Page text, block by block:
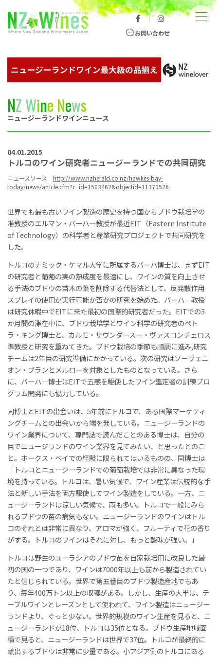
ニュージーランドワイン総合サイト
｜
お問い合わせ
メニュー
NZWine News
ニュージーランドワインニュース
04.01.2015
トルコのワイン研究者ニュージーランドでの共同研究
ニュースソース http://www.nzherald.co.nz/hawkes-bay-
today/news/article.cfm?c_id=1503462&objectid=11370526
世界でも最も古いワイン製造の歴史を持つ国からブドウ栽培学の
准教授のエルマン・バーハ―教授が最近EIT（Eastern Institute
of Technology）の科学者と産業研究プロジェクトで共同研究を
した。
トルコのナミック・ケマル大学に所属するバーハ博士は、まずEIT
の研究者と葡萄の実の熟成度を最適にし、ワインの質を向上させ
る手法のブドウの苗木の葉を削除する代替法として、反発散作用
スプレイの使用が実行可能か否かの研究を始めた。バーハ―教授
は研究休暇中でEITに来た最初の国際的研究者だった。EITでの3
か月間の滞在中に、ブドウ栽培学とワイン科学の研究者のぺト
ラ・キング博士と、カルモ・サウンダースー・ヴァスコンチェロス
準教授と研究を重ねてきた。ブドウ栽培の季節も順調に進み,研究
チームは2年目の研究準備にかかっている。次の研究はソーヴェニ
オン・ブランとメルローを対象としたものとなっている。さら
に、バーハ―博士はEITで五感を駆使したワイン鑑定者の訓練プロ
グラム開発にも協力している。
同博士とEITの出会いは、5年前にトルコで、ある国際マーケティ
ングチームとの出会いから端を発している。ニュージーランドの
ワイン業界について、専門誌で読んだことのある博士は、自分の
目でニュージランドのワイン業界を見てみたい、と思ったとのこ
と。ホークス・ベイでの経験に限られてはいるものの、同博士は
「トルコとニュージーランドでの葡萄栽培では非常に異なった環
境を持っている。トルコは、暑い気候で、ワイン産業は伝統的な手
法と新しい手法を両方駆使してワイン製造をしている。一方、ニ
ュージーランドは涼しい気候で、雨も多い。トルコで一般にみら
れるブドウの苗の病気もない。ニュージーランドのワインはトル
コのそれとは非常に異なり、アロマが強く、フルーティで花の香り
がする。トルコのワインはそれに対し、もっと酸味が強い。」
トルコは野生のユーラシアのブドウ苗を自家栽培用に改良した最
初の国の一つであり、ワインは7000年以上も前から製造されてい
たと信じられている。世界で第五番目のブドウ製造産地でもあ
り、毎年400万トン以上の収穫がある。しかし、生産の大半は、テ
ーブルワインとレーズンとして使われて、ワイン製造はニュージー
ランドより、ぐっと少ない。世界的規模のワイン生産を見ると、ニ
ュージーランドが18位、トルコは35位となる。ブドウ生産地域面
積で見ると、ニュージーランドは世界で37位。トルコが最終的に
輸出するブドウは非常に少量である。小アジア側のトルコにある